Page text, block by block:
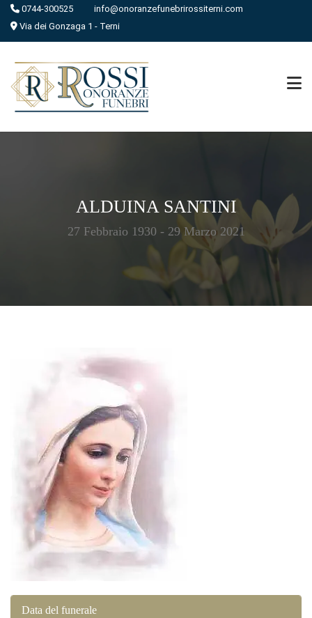
0744-300525
info@onoranzefunebrirossiterni.com
Via dei Gonzaga 1 - Terni
ALDUINA SANTINI
27 Febbraio 1930 - 29 Marzo 2021
Data del funerale